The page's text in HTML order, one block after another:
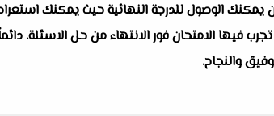
يمكنك الوصول للدرجة النهائية حيث يمكنك
تجرب فيها الامتحان فور الانتهاء من حل الاسئلة.
والنجاح.